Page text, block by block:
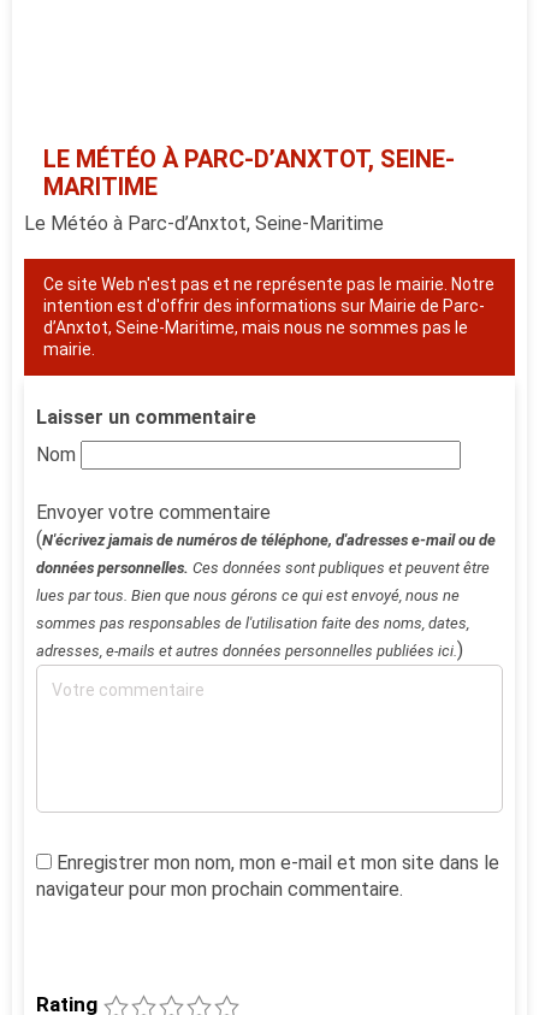
LE MÉTÉO À PARC-D’ANXTOT, SEINE-
MARITIME
Le Météo à Parc-d’Anxtot, Seine-Maritime
Ce site Web n'est pas et ne représente pas le mairie. Notre
intention est d'offrir des informations sur Mairie de Parc-
d’Anxtot, Seine-Maritime, mais nous ne sommes pas le
mairie.
Laisser un commentaire
Nom
Envoyer votre commentaire
(N'écrivez jamais de numéros de téléphone, d'adresses e-mail ou de
données personnelles. Ces données sont publiques et peuvent être
lues par tous. Bien que nous gérons ce qui est envoyé, nous ne
sommes pas responsables de l'utilisation faite des noms, dates,
adresses, e-mails et autres données personnelles publiées ici. )
Enregistrer mon nom, mon e-mail et mon site dans le
navigateur pour mon prochain commentaire.
Rating 5
4
3
2
1